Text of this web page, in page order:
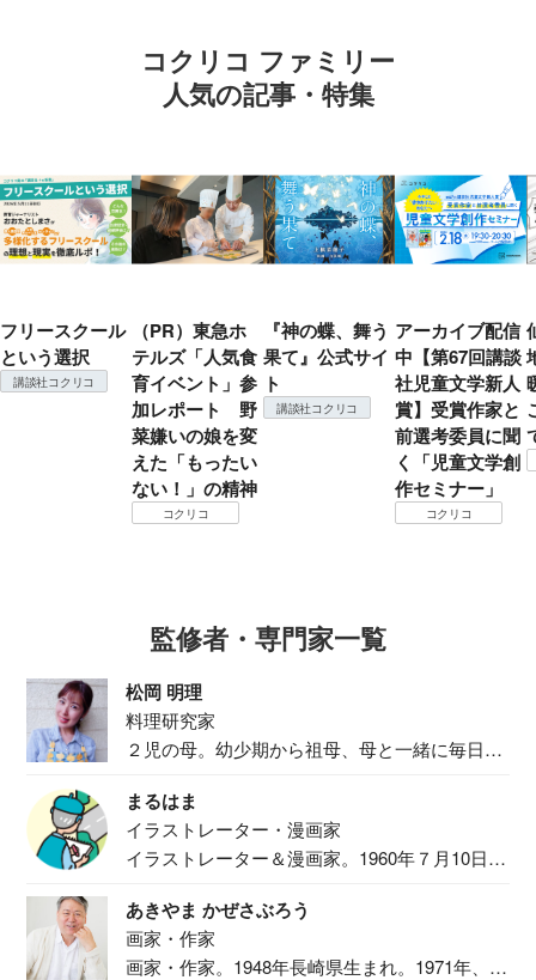
コクリコ ファミリー
人気の記事・特集
フリースクール
という選択
講談社コクリコ
（PR）東急ホ
テルズ「人気食
育イベント」参
加レポート 野
菜嫌いの娘を変
えた「もったい
ない！」の精神
コクリコ
『神の蝶、舞う
果て』公式サイ
ト
講談社コクリコ
アーカイブ配信
中【第67回講談
社児童文学新人
賞】受賞作家と
前選考委員に聞
く「児童文学創
作セミナー」
コクリコ
監修者・専門家一覧
松岡 明理
料理研究家
２児の母。幼少期から祖母、母と一緒に毎日の
まるはま
イラストレーター・漫画家
イラストレーター＆漫画家。1960年７月10日生
あきやま かぜさぶろう
画家・作家
画家・作家。1948年長崎県生まれ。1971年、